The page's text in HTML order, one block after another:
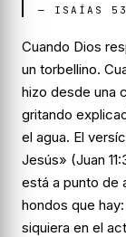
— ISAÍAS
Cuando Dios
un torbellino.
hizo desde una
gritando
el agua. El
Jesús» (Juan
está a punto de
hondos que
siquiera en el